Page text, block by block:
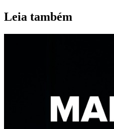
Leia também